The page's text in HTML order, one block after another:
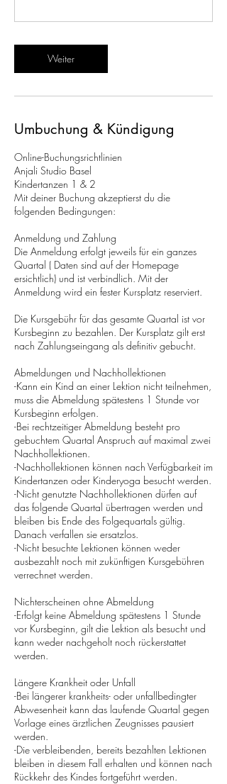
Weiter
Umbuchung & Kündigung
Online-Buchungsrichtlinien
Anjali Studio Basel
Kindertanzen 1 & 2
Mit deiner Buchung akzeptierst du die
folgenden Bedingungen:
Anmeldung und Zahlung
Die Anmeldung erfolgt jeweils für ein ganzes
Quartal ( Daten sind auf der Homepage
ersichtlich) und ist verbindlich. Mit der
Anmeldung wird ein fester Kursplatz reserviert.
Die Kursgebühr für das gesamte Quartal ist vor
Kursbeginn zu bezahlen. Der Kursplatz gilt erst
nach Zahlungseingang als definitiv gebucht.
Abmeldungen und Nachhollektionen
-Kann ein Kind an einer Lektion nicht teilnehmen,
muss die Abmeldung spätestens 1 Stunde vor
Kursbeginn erfolgen.
-Bei rechtzeitiger Abmeldung besteht pro
gebuchtem Quartal Anspruch auf maximal zwei
Nachhollektionen.
-Nachhollektionen können nach Verfügbarkeit im
Kindertanzen oder Kinderyoga besucht werden.
-Nicht genutzte Nachhollektionen dürfen auf
das folgende Quartal übertragen werden und
bleiben bis Ende des Folgequartals gültig.
Danach verfallen sie ersatzlos.
-Nicht besuchte Lektionen können weder
ausbezahlt noch mit zukünftigen Kursgebühren
verrechnet werden.
Nichterscheinen ohne Abmeldung
-Erfolgt keine Abmeldung spätestens 1 Stunde
vor Kursbeginn, gilt die Lektion als besucht und
kann weder nachgeholt noch rückerstattet
werden.
Längere Krankheit oder Unfall
-Bei längerer krankheits- oder unfallbedingter
Abwesenheit kann das laufende Quartal gegen
Vorlage eines ärztlichen Zeugnisses pausiert
werden.
-Die verbleibenden, bereits bezahlten Lektionen
bleiben in diesem Fall erhalten und können nach
Rückkehr des Kindes fortgeführt werden.